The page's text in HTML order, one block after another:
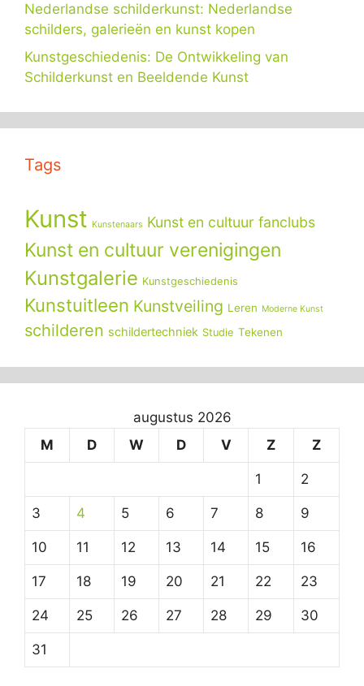
Nederlandse schilderkunst: Nederlandse
schilders, galerieën en kunst kopen
Kunstgeschiedenis: De Ontwikkeling van
Schilderkunst en Beeldende Kunst
Tags
Kunst Kunstenaars Kunst en cultuur fanclubs
Kunst en cultuur verenigingen
Kunstgalerie Kunstgeschiedenis
Kunstuitleen Kunstveiling Leren Moderne Kunst
schilderen schildertechniek Studie Tekenen
augustus 2026
M
D W D V Z Z
1 2
3 4 5 6 7 8 9
10 11 12 13 14 15 16
17 18 19 20 21 22 23
24 25 26 27 28 29 30
31